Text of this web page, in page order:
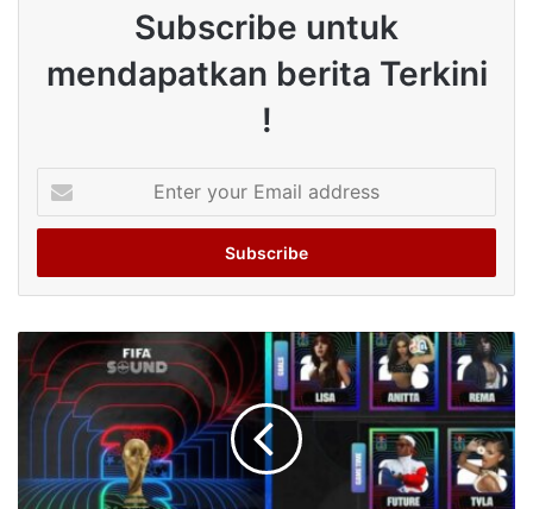
Subscribe untuk
mendapatkan berita Terkini
!
your
Email